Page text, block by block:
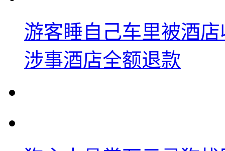
游客睡自己车里被酒
涉事酒店全额退款